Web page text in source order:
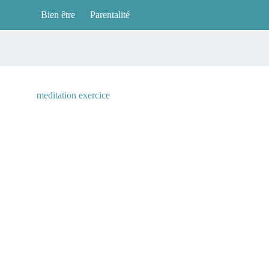
Bien être Parentalité
meditation exercice